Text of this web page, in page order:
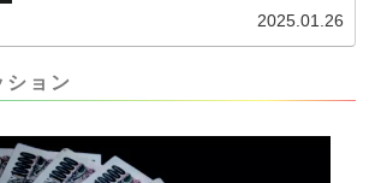
って、オイル漏れするまで試しました。最も安全
ましたが、ギリギリまで攻めてますのでピストン
内部の汚れをさらに掃除できると思います。前作
2025.01.26
ション